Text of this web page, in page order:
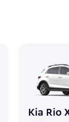
Kia Rio